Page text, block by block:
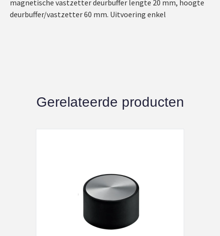
magnetische vastzetter deurbuffer lengte 20 mm, hoogte
deurbuffer/vastzetter 60 mm. Uitvoering enkel
Gerelateerde producten